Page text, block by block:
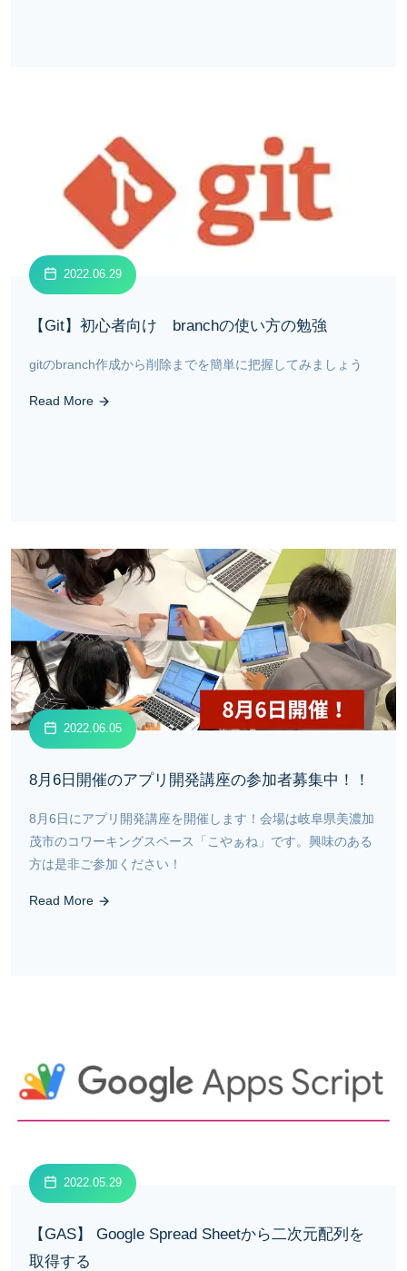
2022.06.29
【Git】初心者向け branchの使い方の勉強
gitのbranch作成から削除までを簡単に把握してみましょう
Read More
2022.06.05
8月6日開催のアプリ開発講座の参加者募集中！！
8月6日にアプリ開発講座を開催します！会場は岐阜県美濃加
茂市のコワーキングスペース「こやぁね」です。興味のある
方は是非ご参加ください！
Read More
2022.05.29
【GAS】 Google Spread Sheetから二次元配列を
取得する